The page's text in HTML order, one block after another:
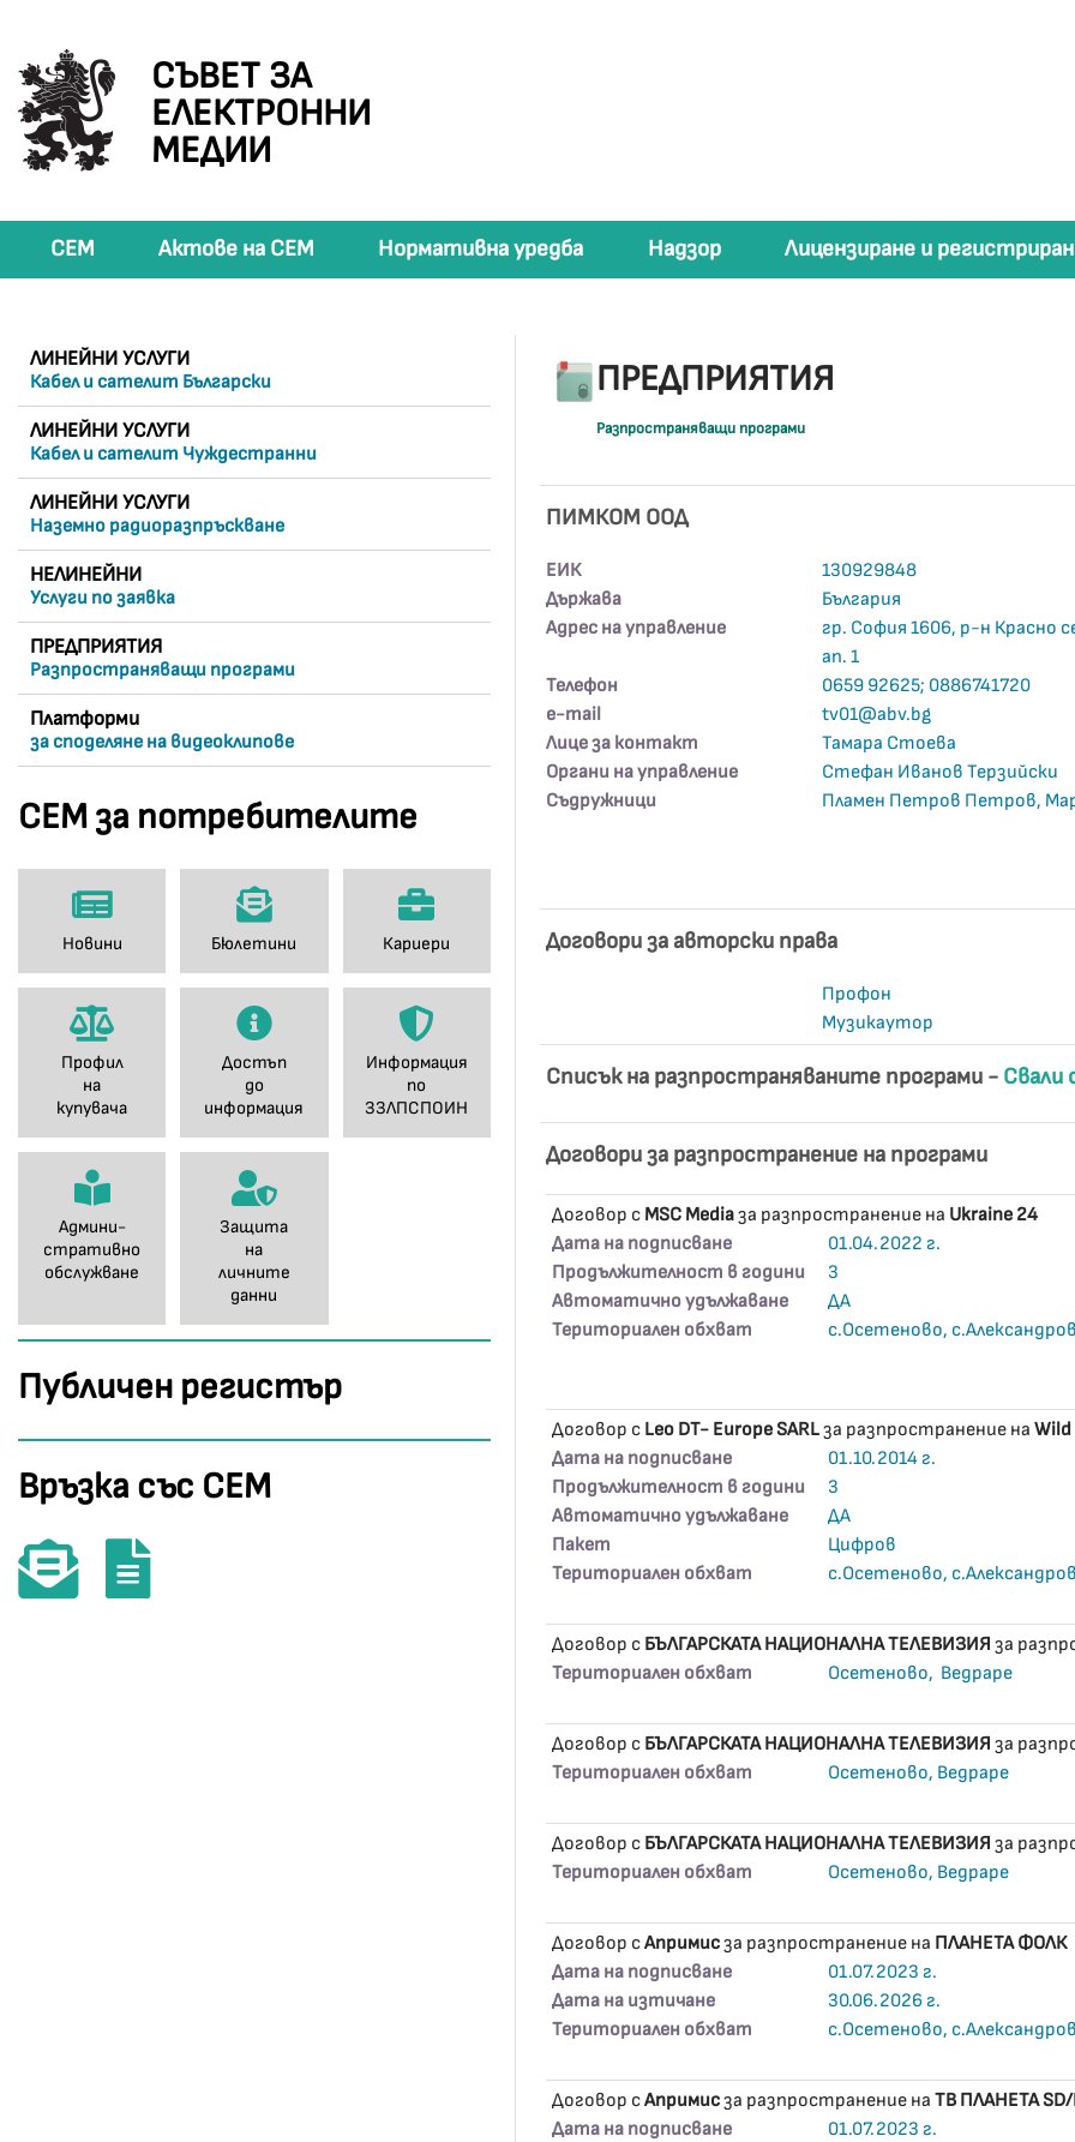
СЪВЕТ ЗА
ЕЛЕКТРОННИ
МЕДИИ
СЕМ Актове на СЕМ Нормативна уредба Надзор Лицензиране и
ЛИНЕЙНИ УСЛУГИ
Кабел и сателит Български
ЛИНЕЙНИ УСЛУГИ
Кабел и сателит Чуждестранни
ЛИНЕЙНИ УСЛУГИ
Наземно радиоразпръскване
НЕЛИНЕЙНИ
Услуги по заявка
ПРЕДПРИЯТИЯ
Разпространяващи програми
Платформи
за споделяне на видеоклипове
СЕМ за потребителите
Новини Бюлетини Кариери
Профил
на
купувача
Достъп
до
информация
Информация
по
ЗЗЛПСПОИН
Админи-
стративно
обслужване
Защита
на
личните
данни
Публичен регистър
Връзка със СЕМ
ПРЕДПРИЯТИЯ
Разпространяващи програми
ПИМКОМ ООД
ЕИК
130929848
Държава
България
Адрес на управление
гр. София 1606, р-н Красно
ап. 1
Телефон
0659 92625; 0886741720
е-mail
tv01@abv.bg
Лице за контакт
Тамара Стоева
Органи на управление
Стефан Иванов Терзийски
Съдружници
Пламен Петров Петров,
Договори за авторски права
Профон
Музикаутор
Списък на разпространяваните програми - Свали
Договори за разпространение на програми
Договор с MSC Mediaза разпространение на Ukraine 24
Дата на подписване
01.04.2022 г.
Продължителност в години
3
Автоматично удължаване
ДА
Териториален обхват
с.Осетеново,
Договор с Leo DT- Europe SARLза разпространение наWild
Дата на подписване
01.10.2014 г.
Продължителност в години
3
Автоматично удължаване
ДА
Пакет
Цифров
Териториален обхват
с.Осетеново,
Договор с БЪЛГАРСКАТА НАЦИОНАЛНА ТЕЛЕВИЗИЯза
Териториален обхват
Осетеново, Ведраре
Договор с БЪЛГАРСКАТА НАЦИОНАЛНА ТЕЛЕВИЗИЯза
Териториален обхват
Осетеново, Ведраре
Договор с БЪЛГАРСКАТА НАЦИОНАЛНА ТЕЛЕВИЗИЯза
Териториален обхват
Осетеново, Ведраре
Договор сАпримисза разпространение на ПЛАНЕТА ФОЛК
Дата на подписване
01.07.2023 г.
Дата на изтичане
30.06.2026 г.
Териториален обхват
с.Осетеново,
Договор сАпримисза разпространение наТВ ПЛАНЕТА SD/
Дата на подписване
01.07.2023 г.